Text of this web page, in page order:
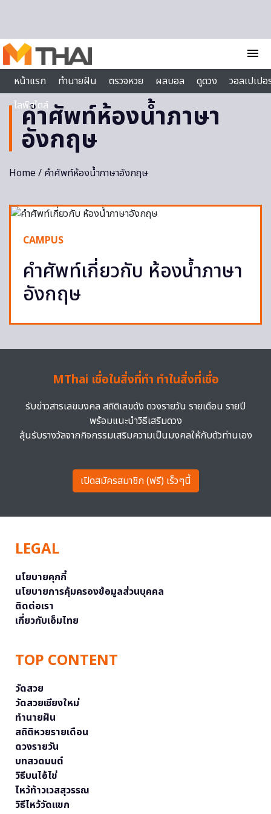
menu
หน้าแรก
ทำนายฝัน ตรวจหวย ผลบอล ดูดวง
วอลเปเป
ไลฟ์สไตล์
คำศัพท์ห้องน้ำภาษา
อังกฤษ
Home/ คำศัพท์ห้องน้ำภาษาอังกฤษ
CAMPUS
คำศัพท์เกี่ยวกับ ห้องน้ำภาษา
อังกฤษ
MThai เชื่อในสิ่งที่ทำ ทำในสิ่งที่เชื่อ
รับข่าวสารเลขมงคล สถิติเลขดัง ดวงรายวัน รายเดือน รายปี
พร้อมแนะนำวิธีเสริมดวง
ลุ้นรับรางวัลจากกิจกรรมเสริมความเป็นมงคลให้กับตัวท่านเอง
เปิดสมัครสมาชิก (ฟรี) เร็วๆนี้
LEGAL
นโยบายคุกกี้
นโยบายการคุ้มครองข้อมูลส่วนบุคคล
ติดต่อเรา
เกี่ยวกับเอ็มไทย
TOP CONTENT
วัดสวย
วัดสวยเชียงใหม่
ทำนายฝัน
สถิติหวยรายเดือน
ดวงรายวัน
บทสวดมนต์
วิธีบนไอ้ไข่
ไหว้ท้าวเวสสุวรรณ
วิธีไหว้วัดแขก